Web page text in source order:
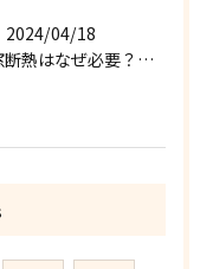
2024/04/18
窓断熱はなぜ必要？窓断熱のメリットを解説します！